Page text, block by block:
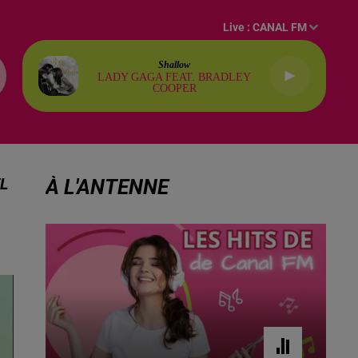
Live :CANAL FM
Shallow
LADY GAGA FEAT. BRADLEY
COOPER
À L'ANTENNE